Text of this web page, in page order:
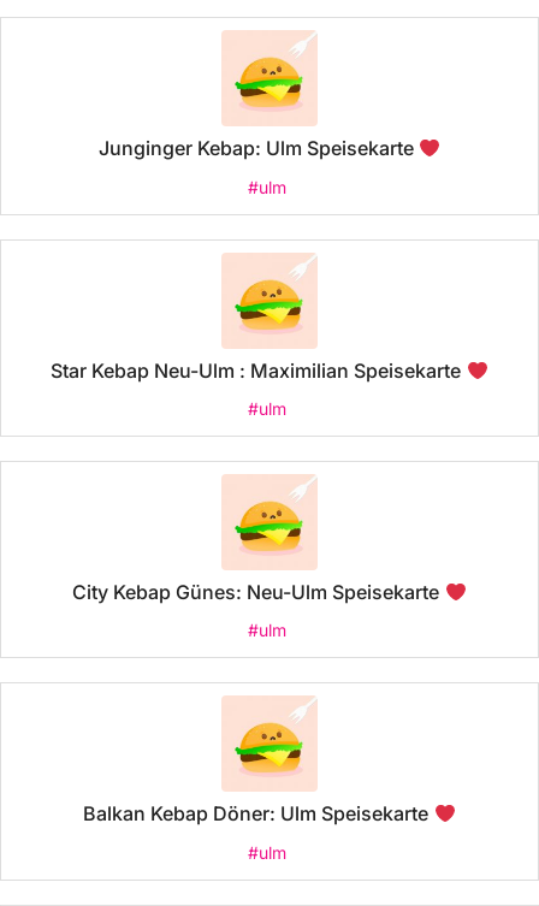
Junginger Kebap: Ulm Speisekarte
#ulm
Star Kebap Neu-Ulm : Maximilian Speisekarte
#ulm
City Kebap Günes: Neu-Ulm Speisekarte
#ulm
Balkan Kebap Döner: Ulm Speisekarte
#ulm